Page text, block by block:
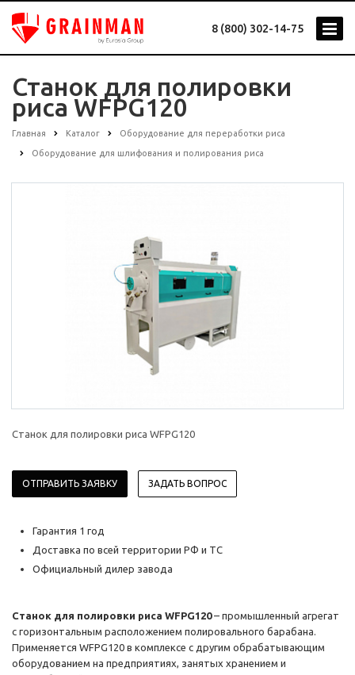
8 (800) 302-14-75
Станок для полировки
риса WFPG120
Главная Каталог Оборудование для переработки риса
Оборудование для шлифования и полирования риса
Станок для полировки риса WFPG120
ОТПРАВИТЬ ЗАЯВКУ ЗАДАТЬ ВОПРОС
Гарантия 1 год
Доставка по всей территории РФ и ТС
Официальный дилер завода
Станок для полировки риса WFPG120– промышленный агрегат
с горизонтальным расположением полировального барабана.
Применяется WFPG120 в комплексе с другим обрабатывающим
оборудованием на предприятиях, занятых хранением и